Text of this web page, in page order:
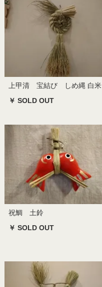
上甲清 宝結び しめ縄 白米
￥ SOLD OUT
祝鯛 土鈴
￥ SOLD OUT